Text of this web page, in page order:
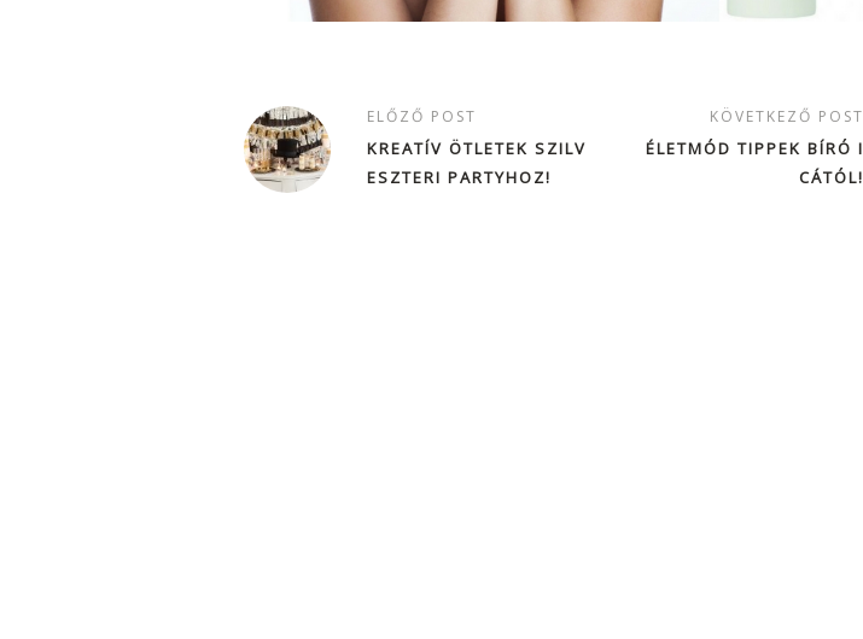
ELŐZŐ POST
KREATÍV ÖTLETEK SZILV
ESZTERI PARTYHOZ!
KÖVETKEZŐ POST
ÉLETMÓD TIPPEK BÍRÓ I
CÁTÓL!